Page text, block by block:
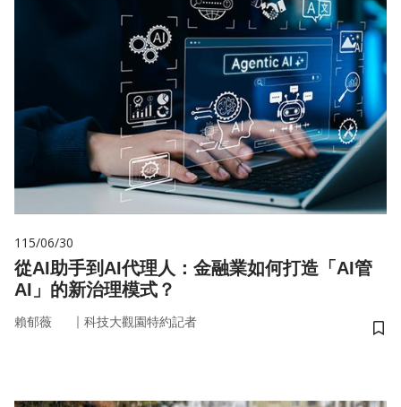
115/06/30
從AI助手到AI代理人：金融業如何打造「AI管
AI」的新治理模式？
賴郁薇 ｜ 科技大觀園特約記者
儲